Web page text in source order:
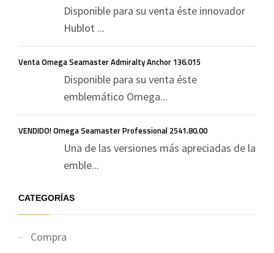
Disponible para su venta éste innovador
Hublot ...
Venta Omega Seamaster Admiralty Anchor 136.015
Disponible para su venta éste
emblemático Omega...
VENDIDO! Omega Seamaster Professional 2541.80.00
Una de las versiones más apreciadas de la
emble...
CATEGORÍAS
Compra